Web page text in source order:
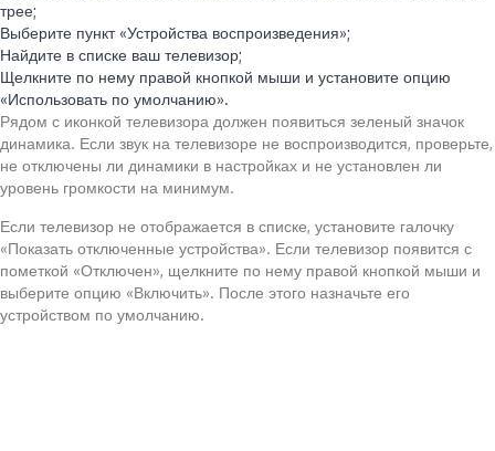
трее;
Выберите пункт «Устройства воспроизведения»;
Найдите в списке ваш телевизор;
Щелкните по нему правой кнопкой мыши и установите опцию
«Использовать по умолчанию».
Рядом с иконкой телевизора должен появиться зеленый значок
динамика. Если звук на телевизоре не воспроизводится, проверьте,
не отключены ли динамики в настройках и не установлен ли
уровень громкости на минимум.
Если телевизор не отображается в списке, установите галочку
«Показать отключенные устройства». Если телевизор появится с
пометкой «Отключен», щелкните по нему правой кнопкой мыши и
выберите опцию «Включить». После этого назначьте его
устройством по умолчанию.